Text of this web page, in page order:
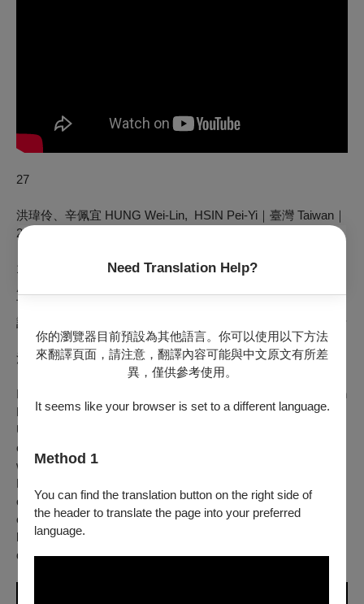
Need Translation Help?
你的瀏覽器目前預設為其他語言。你可以使用以下方法
來翻譯頁面，請注意，翻譯內容可能與中文原文有所差
異，僅供參考使用。
It seems like your browser is set to a different language.
Method 1
You can find the translation button on the right side of
the header to translate the page into your preferred
language.
27
洪瑋伶、辛佩宜 HUNG Wei-Lin, HSIN Pei-Yi｜臺灣 Taiwan｜
2023｜實驗 Exp｜彩色 Color｜20 min｜無對白 No Dialogue
1920年代的下營是「台灣農民組合」重要據點，戰後則捲起了
下營政治犯洪水流回憶錄為本，邀請三位在地青年進行歷史與
記憶的影像採集。27張即可拍靜照，27個下營場景，藉由生活
日常的記憶陳述，橫跨七十年，從日治延續到戰後，再現已經
消失的事件/精神。
In the 1920s, Ē-iânn was an important stronghold of the Taiwan
Peasants Union. After WWII, members of the old Peasants
Union joined the underground Communist Party and brought
on a red struggle of peasants and land. In 2022, we teamed up
with three local youths. Based on the memoirs of ng Tsuí-liû, a
Ē-iânn political prisoner of the White Terror, we collected a set
of images for historical memory. This film is a spiritual image
composed of 27 scenes. We try to relocate what has
happened in the past to its original site, and to represent the
disappeared event/spirit.